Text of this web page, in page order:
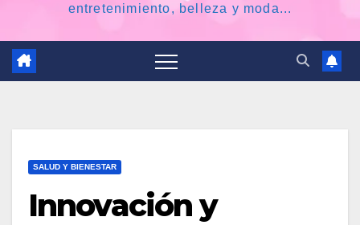
entretenimiento, belleza y moda...
SALUD Y BIENESTAR
Innovación y